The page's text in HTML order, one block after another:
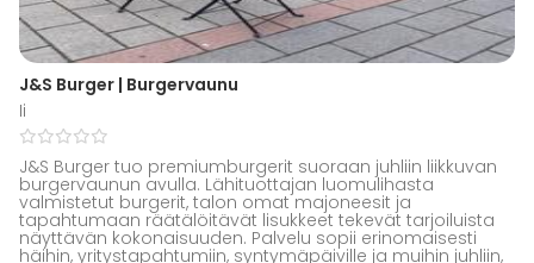
J&S Burger | Burgervaunu
Ii
J&S Burger tuo premiumburgerit suoraan juhliin liikkuvan
burgervaunun avulla. Lähituottajan luomulihasta
valmistetut burgerit, talon omat majoneesit ja
tapahtumaan räätälöitävät lisukkeet tekevät tarjoiluista
näyttävän kokonaisuuden. Palvelu sopii erinomaisesti
häihin, yritystapahtumiin, syntymäpäiville ja muihin juhliin,